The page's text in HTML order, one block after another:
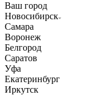
Ваш город
Новосибирск
Самара
Воронеж
Белгород
Саратов
Уфа
Екатеринбург
Иркутск